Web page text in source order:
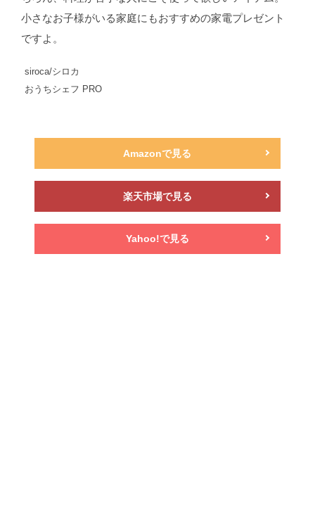
小さなお子様がいる家庭にもおすすめの家電プレゼント
ですよ。
siroca/シロカ
おうちシェフ PRO
Amazonで見る
楽天市場で見る
Yahoo!で見る